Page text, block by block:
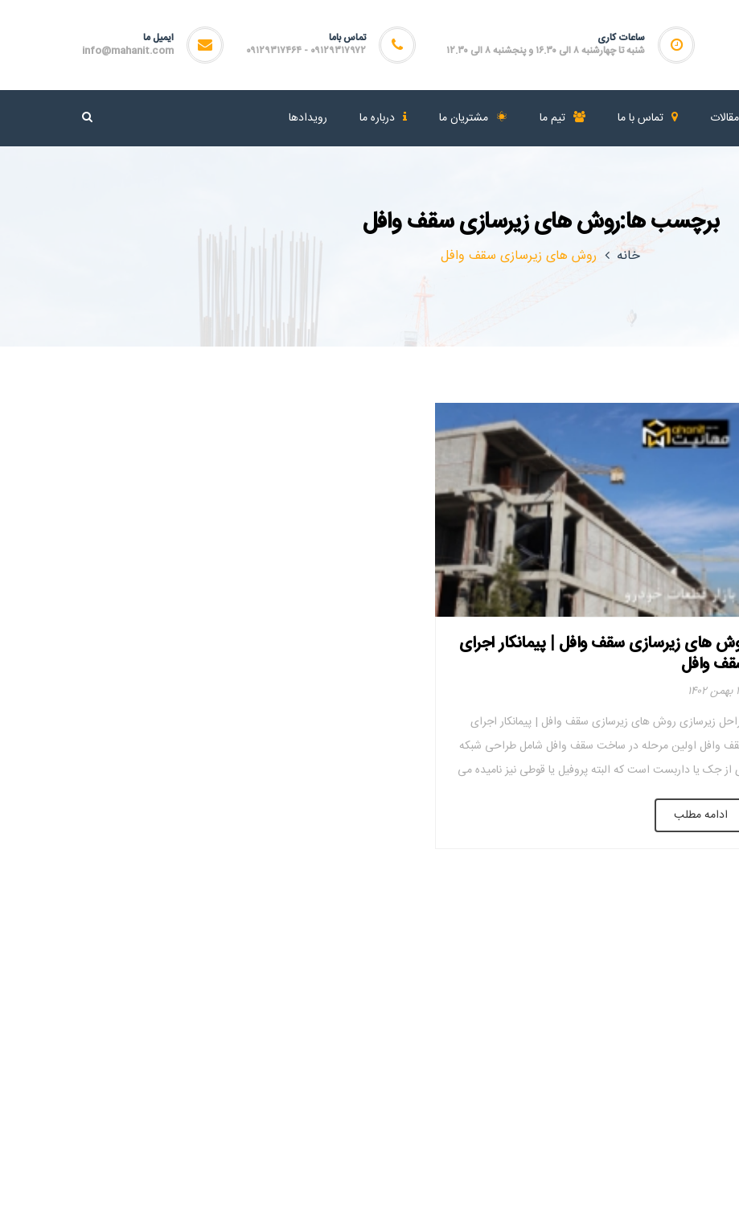
ایمیل ما
info@mahanit.com
تماس باما
۰۹۱۲۹۳۱۷۹۷۲ - ۰۹۱۲۹۳۱۷۴۶۴
ساعات کاری
شنبه تا چهارشنبه ۸ الی ۱۶.۳۰ و پنجشنبه ۸ الی ۱۲.۳۰
تماس با ما تیم ما مشتریان ما درباره ما رویدادها
برچسب ها:روش های زیرسازی سقف وافل
خانه روش های زیرسازی سقف وافل
های زیرسازی سقف وافل | پیمانکار اجرای
وافل
زیرسازی روش های زیرسازی سقف وافل | پیمانکار اجرای
وافل اولین مرحله در ساخت سقف وافل شامل طراحی شبکه
از جک یا داربست است که البته پروفیل یا قوطی نیز نامیده می
اگر خواستید بجای پروفیل چیز دیگری را جایگزین کنید، لوله ها
انتخاب خوبی هستند. با این حال، پروفیل ها […]
ادامه مطلب